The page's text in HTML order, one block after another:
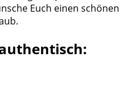
Euch einen schönen